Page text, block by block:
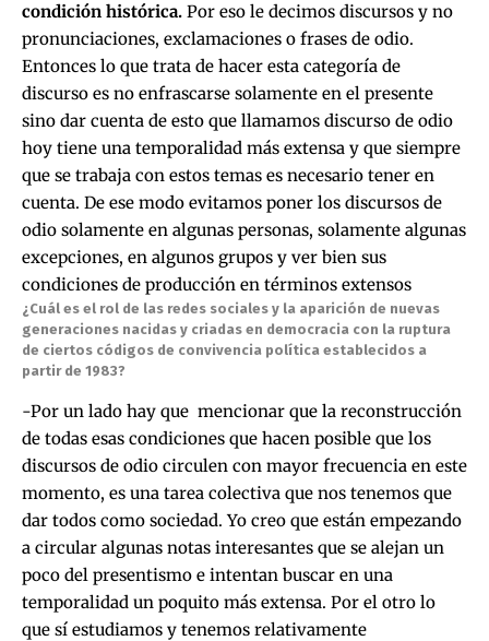
condición histórica. Por eso le decimos discursos y no
pronunciaciones, exclamaciones o frases de odio.
Entonces lo que trata de hacer esta categoría de
discurso es no enfrascarse solamente en el presente
sino dar cuenta de esto que llamamos discurso de odio
hoy tiene una temporalidad más extensa y que siempre
que se trabaja con estos temas es necesario tener en
cuenta. De ese modo evitamos poner los discursos de
odio solamente en algunas personas, solamente algunas
excepciones, en algunos grupos y ver bien sus
condiciones de producción en términos extensos
¿Cuál es el rol de las redes sociales y la aparición de nuevas
generaciones nacidas y criadas en democracia con la ruptura
de ciertos códigos de convivencia política establecidos a
partir de 1983?
-Por un lado hay que mencionar que la reconstrucción
de todas esas condiciones que hacen posible que los
discursos de odio circulen con mayor frecuencia en este
momento, es una tarea colectiva que nos tenemos que
dar todos como sociedad. Yo creo que están empezando
a circular algunas notas interesantes que se alejan un
poco del presentismo e intentan buscar en una
temporalidad un poquito más extensa. Por el otro lo
que sí estudiamos y tenemos relativamente